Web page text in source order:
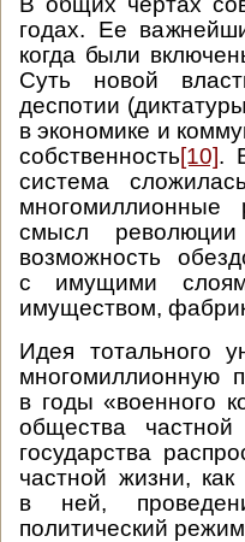
годах. Ее
когда были
Суть новой
деспотии
в экономике и
собственность[10].
система
многомиллионные
смысл революции
возможность
с имущими
имуществом,
Идея тотального
многомиллионную
в годы «военного
общества частной
государства
частной жизни, как
в ней,
политический